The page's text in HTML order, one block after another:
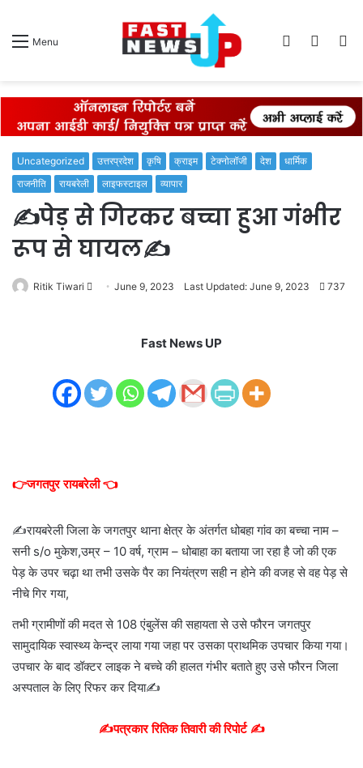
Menu
Switch
Log
Uncategorized उत्तरप्रदेश कृषि क्राइम टेक्नोलॉजी देश
धार्मिक
राजनीति
रायबरेली लाइफस्टाइल व्यापार
✍️पेड़ से गिरकर बच्चा हुआ गंभीर
रूप से घायल✍️
Ritik Tiwari
SendJune 9, 2023 Last Updated: June 9, 2023 737
Fast News UP
👉जगतपुर रायबरेली 👈
✍️रायबरेली जिला के जगतपुर थाना क्षेत्र के अंतर्गत धोबहा गांव का बच्चा नाम –
सनी s/o मुकेश,उम्र – 10 वर्ष, ग्राम – धोबाहा का बताया जा रहा है जो की एक
पेड़ के उपर चढ़ा था तभी उसके पैर का नियंत्रण सही न होने की वजह से वह पेड़ से
नीचे गिर गया,
तभी ग्रामीणों की मदत से 108 एंबुलेंस की सहायता से उसे फौरन जगतपुर
सामुदायिक स्वास्थ्य केन्द्र लाया गया जहा पर उसका प्राथमिक उपचार किया गया।
उपचार के बाद डॉक्टर लाइक ने बच्चे की हालत गंभीर बताते हुए उसे फौरन जिला
अस्पताल के लिए रिफर कर दिया✍️
✍️पत्रकार रितिक तिवारी की रिपोर्ट ✍️